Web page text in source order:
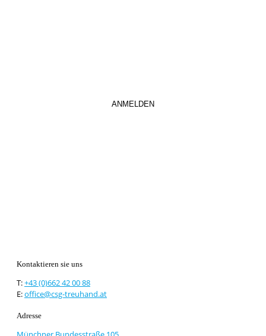
Kontaktieren sie uns
T:+43 (0)662 42 00 88
E:office@csg-treuhand.at
Adresse